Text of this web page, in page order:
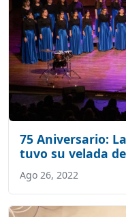
75 Aniversario:
tuvo su velada
Ago 26, 2022